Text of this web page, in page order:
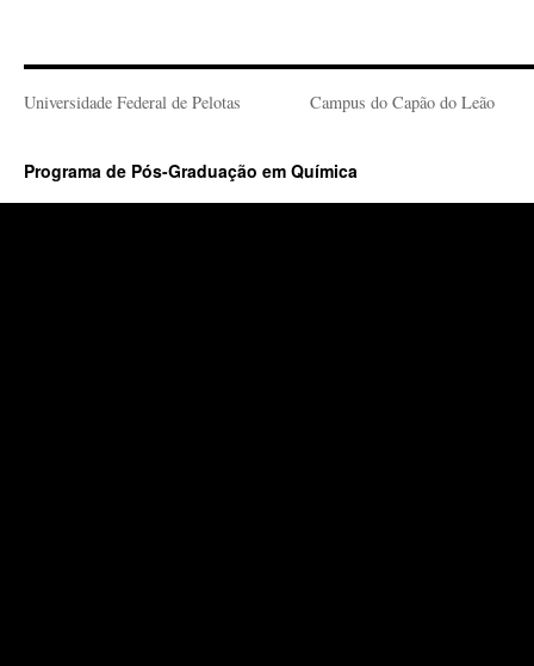
Universidade Federal de Pelotas Campus do Capão do Leão
Programa de Pós-Graduação em Química